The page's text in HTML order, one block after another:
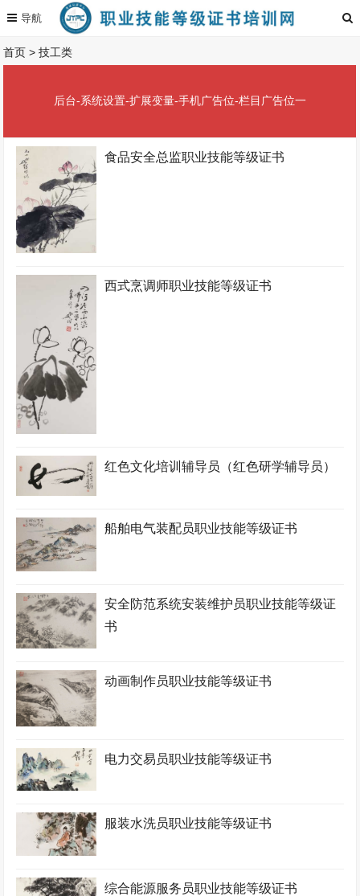
首页 >技工类
后台-系统设置-扩展变量-手机广告位-栏目广告位一
食品安全总监职业技能等级证书
西式烹调师职业技能等级证书
红色文化培训辅导员（红色研学辅导员）
船舶电气装配员职业技能等级证书
安全防范系统安装维护员职业技能等级证
书
动画制作员职业技能等级证书
电力交易员职业技能等级证书
服装水洗员职业技能等级证书
综合能源服务员职业技能等级证书